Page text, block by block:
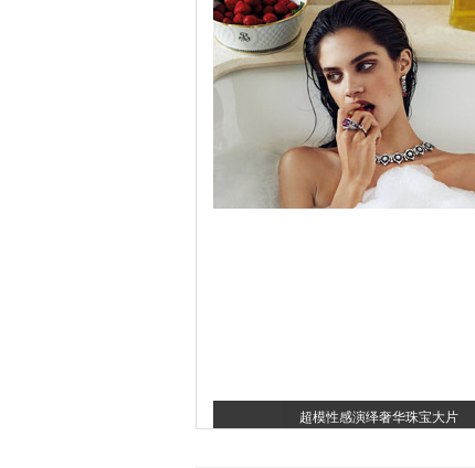
争做好命女 心理学家教你学撒娇
超模性感演绎奢华珠宝大片